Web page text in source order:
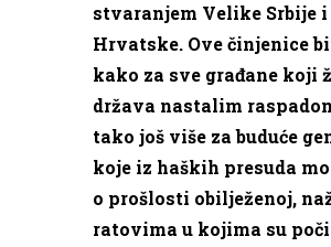
stvaranjem Velike Srbije
Hrvatske. Ove činjenice
kako za sve građane koji
država nastalim
tako još više za buduće
koje iz haških presuda
o prošlosti obilježenoj,
ratovima u kojima su